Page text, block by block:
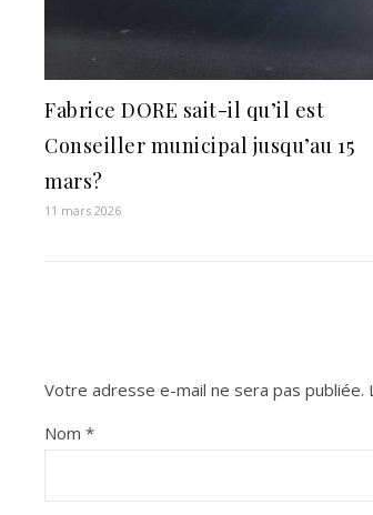
Fabrice DORE sait-il qu’il est
Conseiller municipal jusqu’au 15
mars?
11 mars 2026
Votre adresse e-mail ne sera pas publiée.
Nom *